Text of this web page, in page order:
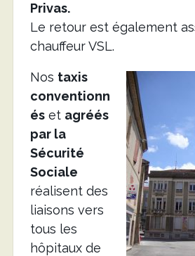
Privas.
Le retour est également
chauffeur VSL.
Nos taxis
conventionn
éset agréés
par la
Sécurité
Sociale
réalisent des
liaisons vers
tous les
hôpitaux de